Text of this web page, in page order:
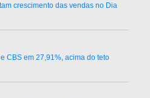
crescimento das vendas no Dia
CBS em 27,91%, acima do teto